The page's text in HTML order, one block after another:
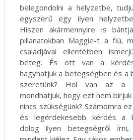
belegondolni a helyzetbe,
egyszerű egy ilyen
Hiszen akármennyire is
pillanatokban Maggie-t a fiú,
családjával ellentétben
beteg. És ott van a
hagyhatjuk a betegségben és a
szeretünk? Hol van az a
mondhatjuk, hogy ezt nem
nincs szükségünk? Számomra
és legérdekesebb kérdés a
dolog ilyen betegségről